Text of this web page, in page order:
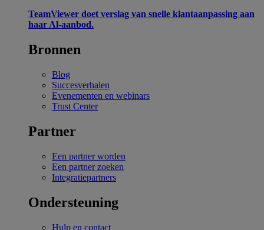
TeamViewer doet verslag van snelle klantaanpassing aan
haar Al-aanbod.
Bronnen
Blog
Succesverhalen
Evenementen en webinars
Trust Center
Partner
Een partner worden
Een partner zoeken
Integratiepartners
Ondersteuning
Hulp en contact